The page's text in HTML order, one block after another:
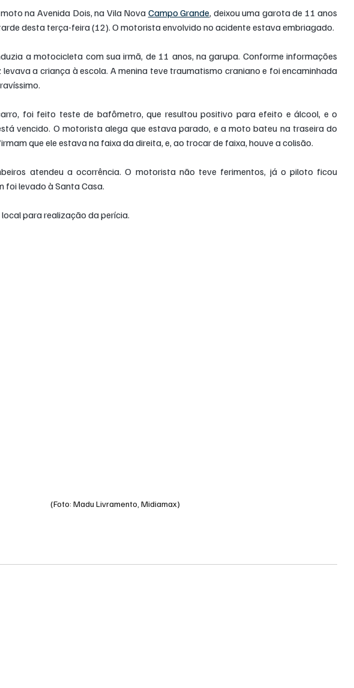
na Avenida Dois, na Vila Nova Campo Grande, deixou uma garota de 11 anos
desta terça-feira (12). O motorista envolvido no acidente estava embriagado.
a motocicleta com sua irmã, de 11 anos, na garupa. Conforme informações
a criança à escola. A menina teve traumatismo craniano e foi encaminhada
foi feito teste de bafômetro, que resultou positivo para efeito e álcool, e o
vencido. O motorista alega que estava parado, e a moto bateu na traseira do
que ele estava na faixa da direita, e, ao trocar de faixa, houve a colisão.
atendeu a ocorrência. O motorista não teve ferimentos, já o piloto ficou
foi levado à Santa Casa.
para realização da perícia.
(Foto: Madu Livramento, Midiamax)